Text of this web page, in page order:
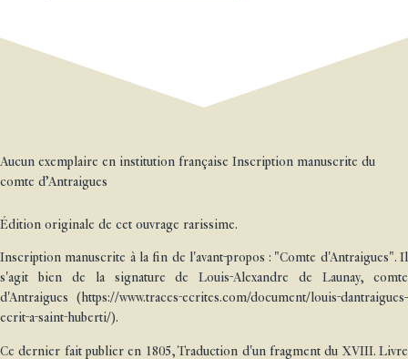
Aucun exemplaire en institution française Inscription manuscrite du
comte d’Antraigues
Édition originale de cet ouvrage rarissime.
Inscription manuscrite à la fin de l'avant-propos : "Comte d'Antraigues". Il
s'agit bien de la signature de Louis-Alexandre de Launay, comte
d'Antraigues (https://www.traces-ecrites.com/document/louis-dantraigues-
ecrit-a-saint-huberti/).
Ce dernier fait publier en 1805, Traduction d'un fragment du XVIII. Livre